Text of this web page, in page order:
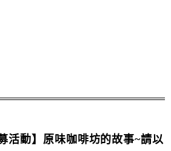
活動】原味咖啡坊的故事~請以